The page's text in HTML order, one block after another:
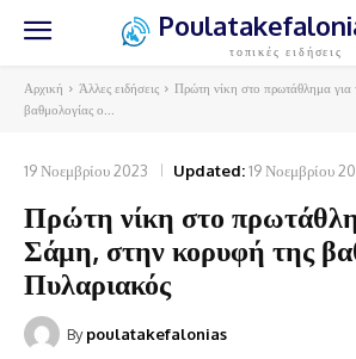
τοπικές ειδήσεις
Αρχική Άλλες ειδήσεις
Πρώτη νίκη στο πρωτάθλημα
βαθμολογίας ο...
19 Νοεμβρίου 2023 Updated:19 Νοεμβρίου
Πρώτη νίκη στο
Σάμη, στην κορυφή της
Πυλαριακός
By poulatakefalonias